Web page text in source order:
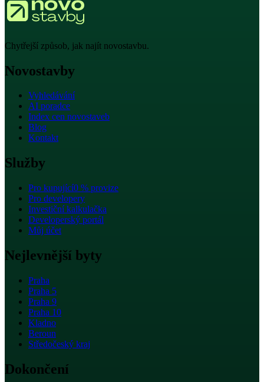
Chytřejší způsob, jak najít novostavbu.
Novostavby
Vyhledávání
AI poradce
Index cen novostaveb
Blog
Kontakt
Služby
Pro kupující0 % provize
Pro developery
Investiční kalkulačka
Developerský portál
Můj účet
Nejlevnější byty
Praha
Praha 5
Praha 9
Praha 10
Kladno
Beroun
Středočeský kraj
Dokončení